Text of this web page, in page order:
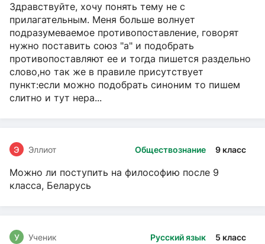
Здравствуйте, хочу понять тему не с
прилагательным. Меня больше волнует
подразумеваемое противопоставление, говорят
нужно поставить союз "а" и подобрать
противопоставляют ее и тогда пишется раздельно
слово,но так же в правиле присутствует
пункт:если можно подобрать синоним то пишем
слитно и тут нера...
Обществознание 9 класс
Э Эллиот
Можно ли поступить на философию после 9
класса, Беларусь
Русский язык 5 класс
У Ученик